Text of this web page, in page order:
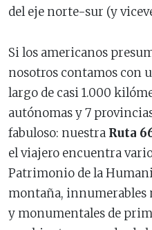
del eje norte-sur (y
Si los americanos
nosotros contamos con
largo de casi 1.000
autónomas y 7
fabuloso: nuestra Ruta
el viajero encuentra
Patrimonio de la
montaña, innumerables
y monumentales de